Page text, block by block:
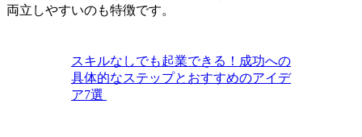
両立しやすいのも特徴です。
スキルなしでも起業できる！成功への
具体的なステップとおすすめのアイデ
ア7選